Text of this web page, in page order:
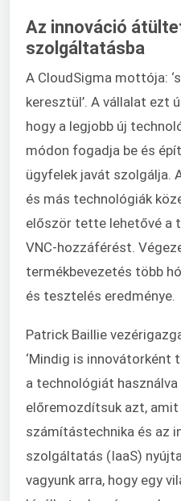
Az innováció
szolgáltatásba
A CloudSigma mottója:
keresztül’. A vállalat ezt
hogy a legjobb új
módon fogadja be és
ügyfelek javát szolgálja.
és más technológiák
először tette lehetővé a
VNC-hozzáférést.
termékbevezetés több
és tesztelés eredménye.
Patrick Baillie
‘Mindig is innovátorként
a technológiát használva
előremozdítsuk azt, amit
számítástechnika és az
szolgáltatás (IaaS)
vagyunk arra, hogy egy